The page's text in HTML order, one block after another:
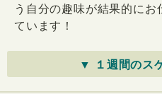
う自分の趣味が結果的にお
ています！
▼ １週間のス